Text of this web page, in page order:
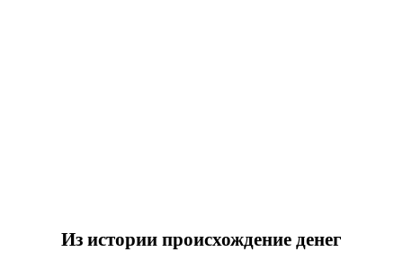
Из истории происхождение денег